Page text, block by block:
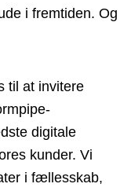
i fremtiden. Og
til at invitere
digitale
kunder. Vi
i fællesskab,